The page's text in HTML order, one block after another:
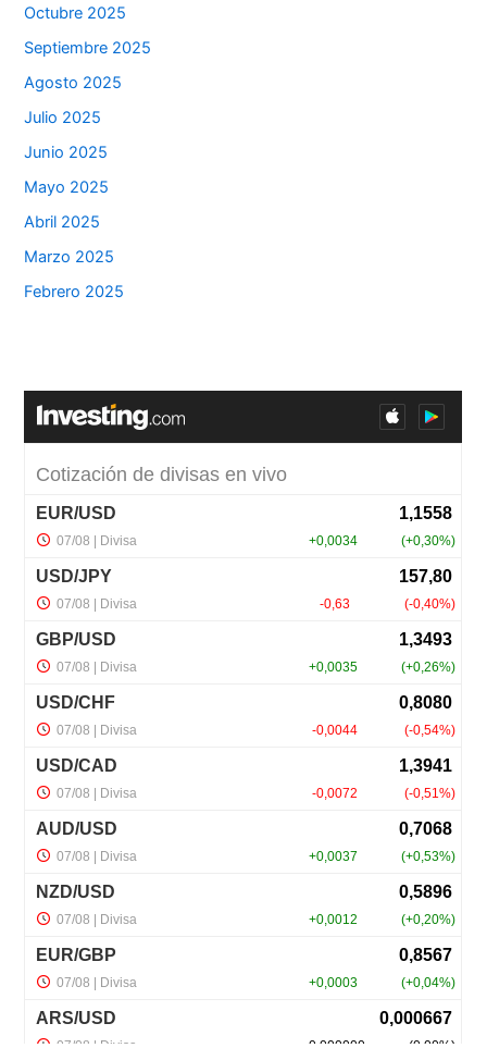
Octubre 2025
Septiembre 2025
Agosto 2025
Julio 2025
Junio 2025
Mayo 2025
Abril 2025
Marzo 2025
Febrero 2025